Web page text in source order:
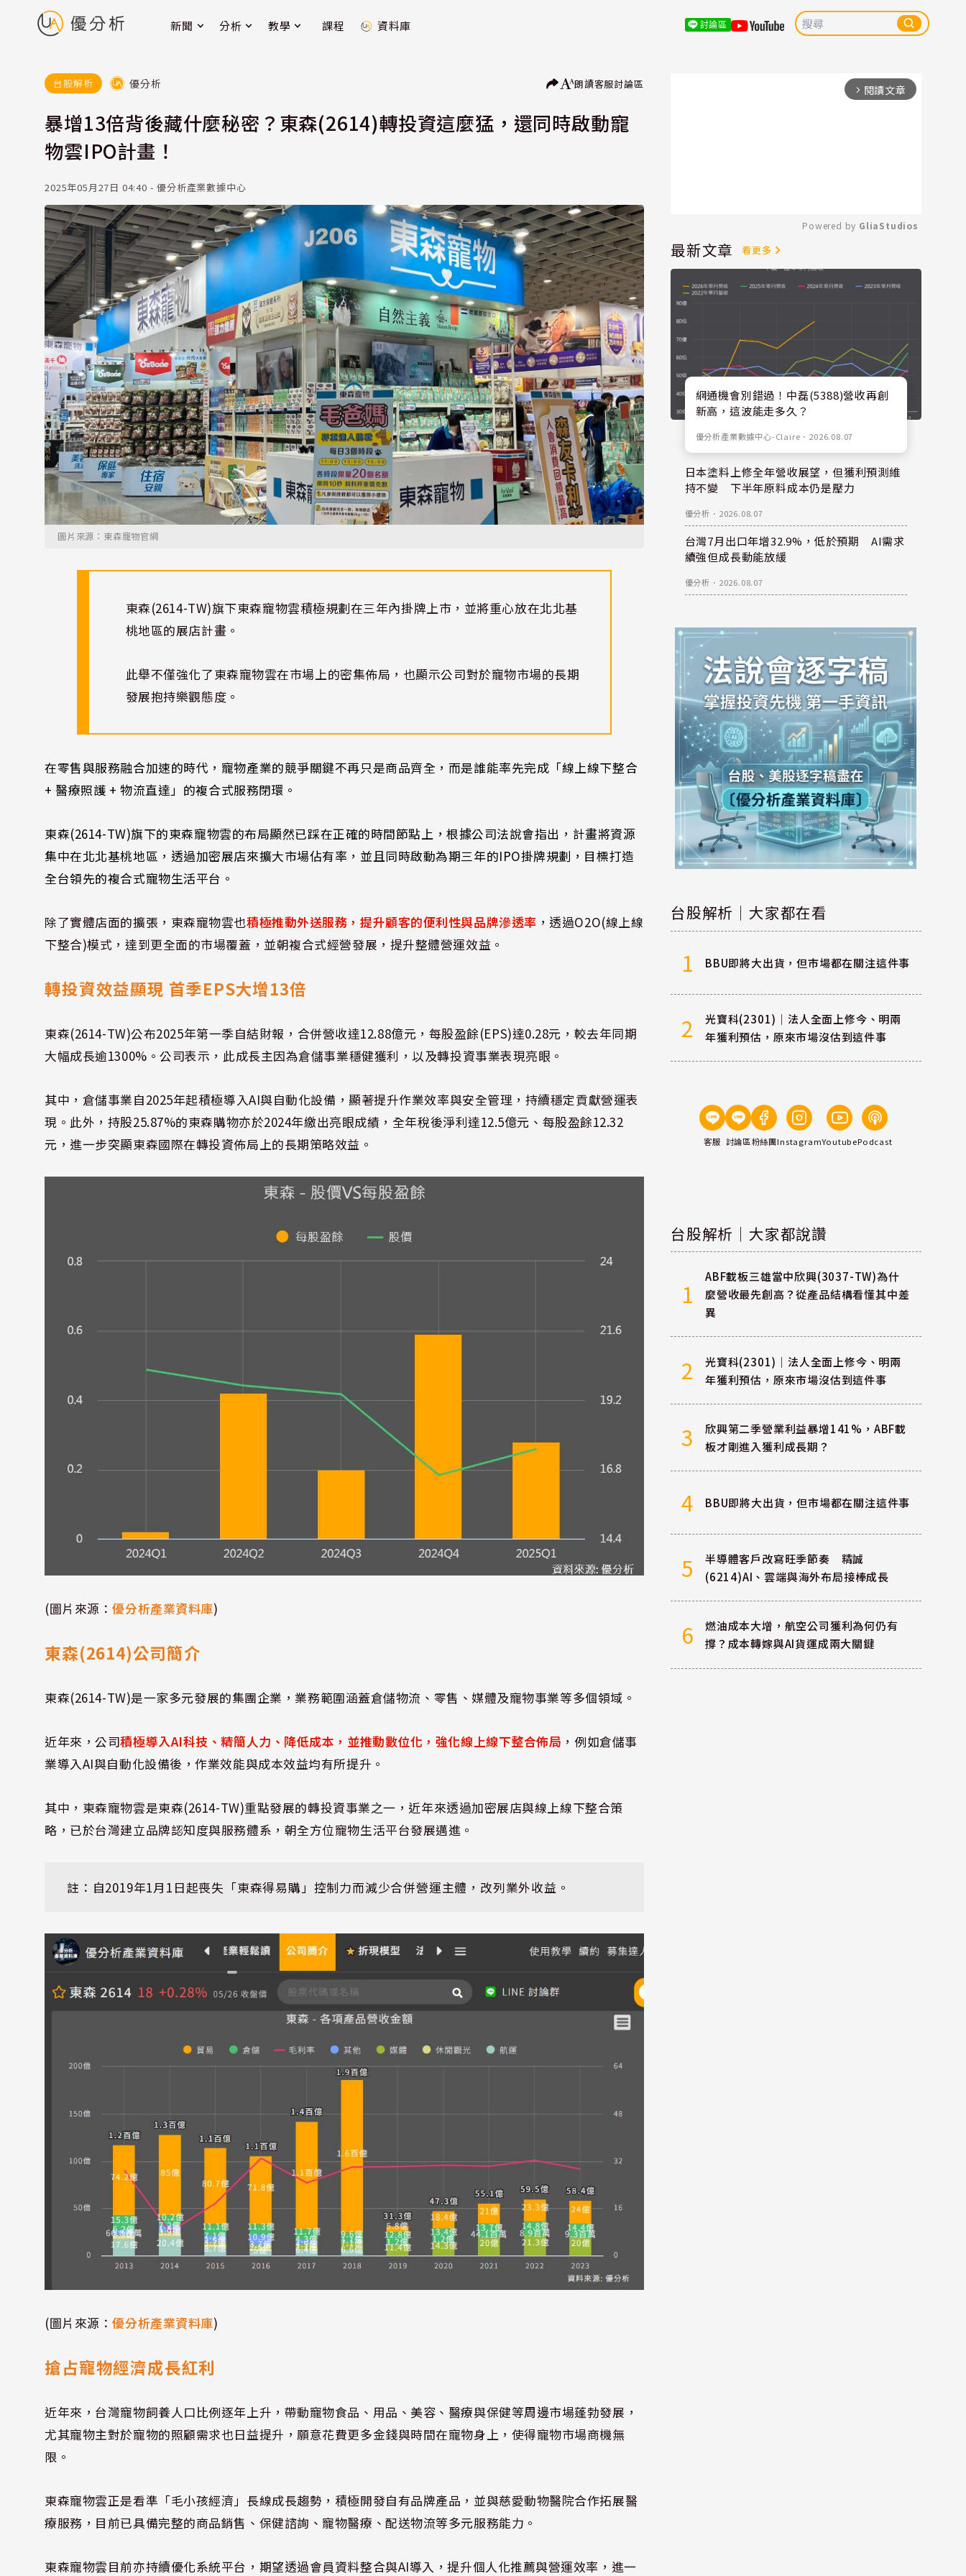
新聞 分析 教學 課程 資料庫 討論區
台股解析 優分析 朗讀客服討論區
暴增13倍背後藏什麼秘密？東森(2614)轉投資這麼猛，還同時啟動寵
物雲IPO計畫！
2025年05月27日 04:40 - 優分析產業數據中心
圖片來源：東森寵物官網
東森(2614-TW)旗下東森寵物雲積極規劃在三年內掛牌上市，並將重心放在北北基
桃地區的展店計畫。
此舉不僅強化了東森寵物雲在市場上的密集佈局，也顯示公司對於寵物市場的長期
發展抱持樂觀態度。
在零售與服務融合加速的時代，寵物產業的競爭關鍵不再只是商品齊全，而是誰能率先完成「線上線下整合
+ 醫療照護 + 物流直達」的複合式服務閉環。
東森(2614-TW)旗下的東森寵物雲的布局顯然已踩在正確的時間節點上，根據公司法說會指出，計畫將資源
集中在北北基桃地區，透過加密展店來擴大市場佔有率，並且同時啟動為期三年的IPO掛牌規劃，目標打造
全台領先的複合式寵物生活平台。
除了實體店面的擴張，東森寵物雲也積極推動外送服務，提升顧客的便利性與品牌滲透率 ，透過O2O(線上線
下整合)模式，達到更全面的市場覆蓋，並朝複合式經營發展，提升整體營運效益。
轉投資效益顯現 首季EPS大增13倍
東森(2614-TW)公布2025年第一季自結財報，合併營收達12.88億元，每股盈餘(EPS)達0.28元，較去年同期
大幅成長逾1300%。公司表示，此成長主因為倉儲事業穩健獲利，以及轉投資事業表現亮眼。
其中，倉儲事業自2025年起積極導入AI與自動化設備，顯著提升作業效率與安全管理，持續穩定貢獻營運表
現。此外，持股25.87%的東森購物亦於2024年繳出亮眼成績，全年稅後淨利達12.5億元、每股盈餘12.32
元，進一步突顯東森國際在轉投資佈局上的長期策略效益。
(圖片來源：優分析產業資料庫)
東森(2614)公司簡介
東森(2614-TW)是一家多元發展的集團企業，業務範圍涵蓋倉儲物流、零售、媒體及寵物事業等多個領域。
近年來，公司積極導入AI科技、精簡人力、降低成本，並推動數位化，強化線上線下整合佈局 ，例如倉儲事
業導入AI與自動化設備後，作業效能與成本效益均有所提升。
其中，東森寵物雲是東森(2614-TW)重點發展的轉投資事業之一，近年來透過加密展店與線上線下整合策
略，已於台灣建立品牌認知度與服務體系，朝全方位寵物生活平台發展邁進。
註：自2019年1月1日起喪失「東森得易購」控制力而減少合併營運主體，改列業外收益。
(圖片來源：優分析產業資料庫)
搶占寵物經濟成長紅利
近年來，台灣寵物飼養人口比例逐年上升，帶動寵物食品、用品、美容、醫療與保健等周邊市場蓬勃發展，
尤其寵物主對於寵物的照顧需求也日益提升，願意花費更多金錢與時間在寵物身上，使得寵物市場商機無
限。
東森寵物雲正是看準「毛小孩經濟」長線成長趨勢，積極開發自有品牌產品，並與慈愛動物醫院合作拓展醫
療服務，目前已具備完整的商品銷售、保健諮詢、寵物醫療、配送物流等多元服務能力。
東森寵物雲目前亦持續優化系統平台，期望透過會員資料整合與AI導入，提升個人化推薦與營運效率，進一
arrow_forward_ios 閱讀文章
Mute
Powered by GliaStudios
最新文章 看更多
網通機會別錯過！中磊(5388)營收再創
新高，這波能走多久？
優分析產業數據中心-Claire ． 2026.08.07
日本塗料上修全年營收展望，但獲利預測維
持不變 下半年原料成本仍是壓力
優分析 ． 2026.08.07
台灣7月出口年增32.9%，低於預期 AI需求
續強但成長動能放緩
優分析 ． 2026.08.07
台股解析｜大家都在看
1 BBU即將大出貨，但市場都在關注這件事
2
光寶科(2301)｜法人全面上修今、明兩
年獲利預估，原來市場沒估到這件事
客服 討論區粉絲團InstagramYoutubePodcast
台股解析｜大家都說讚
1
ABF載板三雄當中欣興(3037-TW)為什
麼營收最先創高？從產品結構看懂其中差
異
2
光寶科(2301)｜法人全面上修今、明兩
年獲利預估，原來市場沒估到這件事
3
欣興第二季營業利益暴增141%，ABF載
板才剛進入獲利成長期？
4 BBU即將大出貨，但市場都在關注這件事
5
半導體客戶改寫旺季節奏 精誠
(6214)AI、雲端與海外布局接棒成長
6
燃油成本大增，航空公司獲利為何仍有
撐？成本轉嫁與AI貨運成兩大關鍵